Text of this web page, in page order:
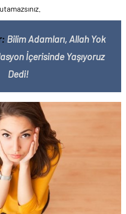
Bilim Adamları, Allah Yok
İçerisinde Yaşıyoruz
Dedi!